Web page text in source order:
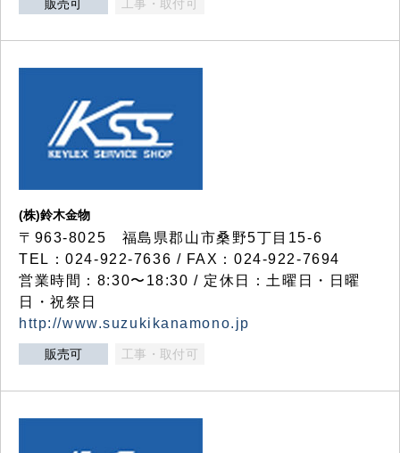
販売可 工事・取付可
(株)鈴木金物
〒963-8025 福島県郡山市桑野5丁目15-6
TEL：024-922-7636 / FAX：024-922-7694
営業時間：8:30〜18:30 / 定休日：土曜日・日曜
日・祝祭日
http://www.suzukikanamono.jp
販売可 工事・取付可